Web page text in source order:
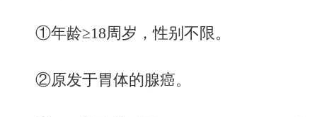
①年龄≥18周岁，性别不限。
②原发于胃体的腺癌。